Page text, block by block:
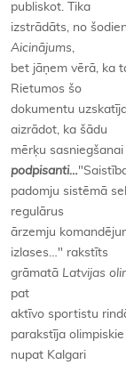
publiskot. Tika
izstrādāts, no
Aicinājums,
bet jāņem vērā, ka
Rietumos šo
dokumentu
aizrādot, ka šādu
mērķu
podpisanti…
padomju sistēmā
regulārus
ārzemju
izlases…" rakstīts
grāmatā Latvijas
pat
aktīvo sportistu
parakstīja
nupat Kalgari